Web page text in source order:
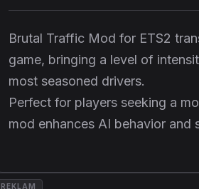
Brutal Traffic Mod for ETS2
game, bringing a level of
most seasoned drivers.
Perfect for players seeking a
mod enhances AI behavior
REKLAM